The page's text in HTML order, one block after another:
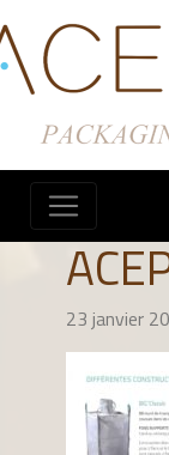
23 janvier